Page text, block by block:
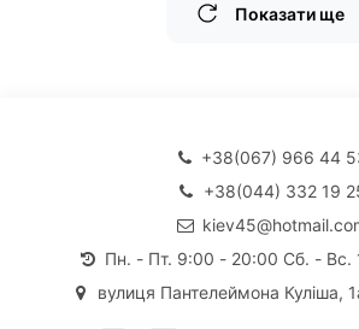
Показати ще
+38(067) 966 44
+38(044) 332 19
Пн. - Пт. 9:00 - 20:00 Сб. - Вс.
вулиця Пантелеймона Куліша,